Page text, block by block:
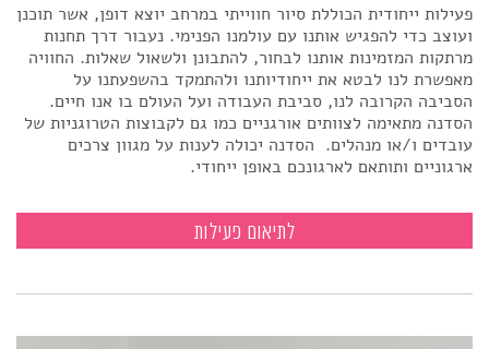
פעילות ייחודית הכוללת סיור חווייתי במרחב יוצא דופן, אשר תוכנן
ועוצב כדי להפגיש אותנו עם עולמנו הפנימי. נעבור דרך תחנות
מרתקות המזמינות אותנו לבחור, להתבונן ולשאול שאלות. החוויה
מאפשרת לנו לבטא את ייחודיותנו ולהתמקד בהשפעתנו על
הסביבה הקרובה לנו, סביבת העבודה ועל העולם בו אנו חיים.
הסדנה מתאימה לצוותים אורגניים כמו גם לקבוצות הטרוגניות של
עובדים ו/או מנהלים. הסדנה יכולה לענות על מגוון צרכים
ארגוניים ותותאם לארגונכם באופן ייחודי.
לתיאום פעילות